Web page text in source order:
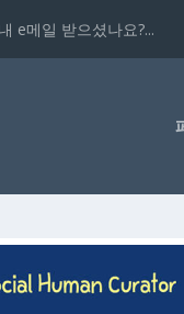
e메일 받으셨나요?...